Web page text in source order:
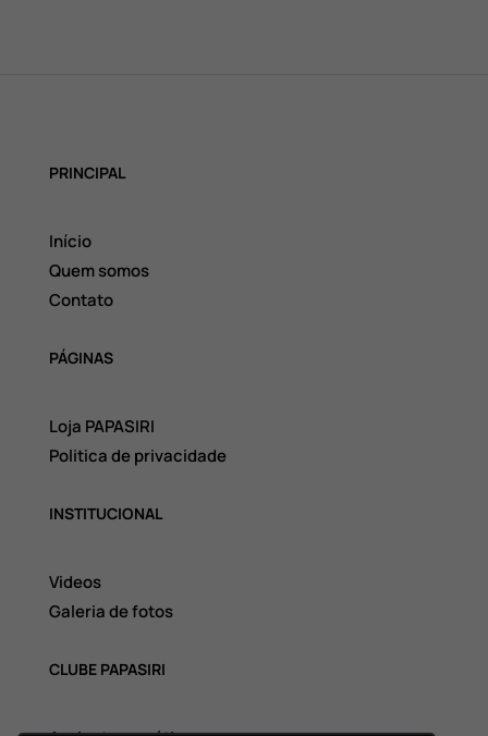
PRINCIPAL
Início
Quem somos
Contato
PÁGINAS
Loja PAPASIRI
Politica de privacidade
INSTITUCIONAL
Videos
Galeria de fotos
CLUBE PAPASIRI